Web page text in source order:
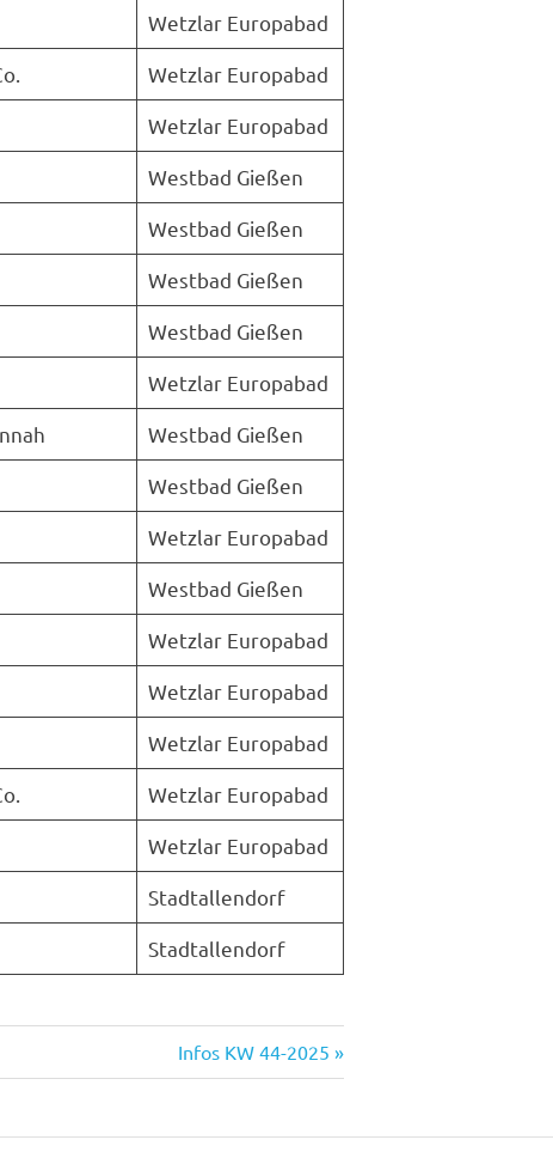
Wetzlar Europabad
Wetzlar Europabad
Wetzlar Europabad
Westbad Gießen
Westbad Gießen
Westbad Gießen
Westbad Gießen
Wetzlar Europabad
Westbad Gießen
Westbad Gießen
Wetzlar Europabad
Westbad Gießen
Wetzlar Europabad
Wetzlar Europabad
Wetzlar Europabad
Wetzlar Europabad
Wetzlar Europabad
Stadtallendorf
Stadtallendorf
Nächster
Beitrag:
Infos KW 44-2025